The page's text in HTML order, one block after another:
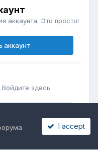
аккаунта. Это просто!
аккаунт
здесь.
I accept